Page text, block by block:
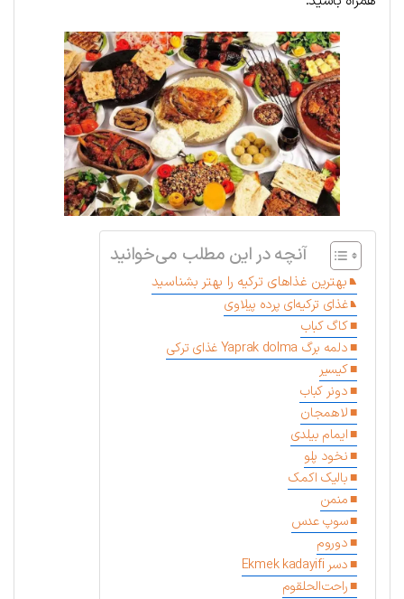
آنچه در این مطلب می‌خوانید
بهترین غذاهای ترکیه را بهتر بشناسید
غذای ترکیه‌ای پرده پیلاوی
کاگ کباب
دلمه برگ Yaprak dolma غذای ترکی
کیسیر
دونر کباب
لاهمجان
ایمام بیلدی
نخود پلو
بالیک اکمک
منمن
سوپ عدس
دوروم
دسر Ekmek kadayifi
راحت‌الحلقوم